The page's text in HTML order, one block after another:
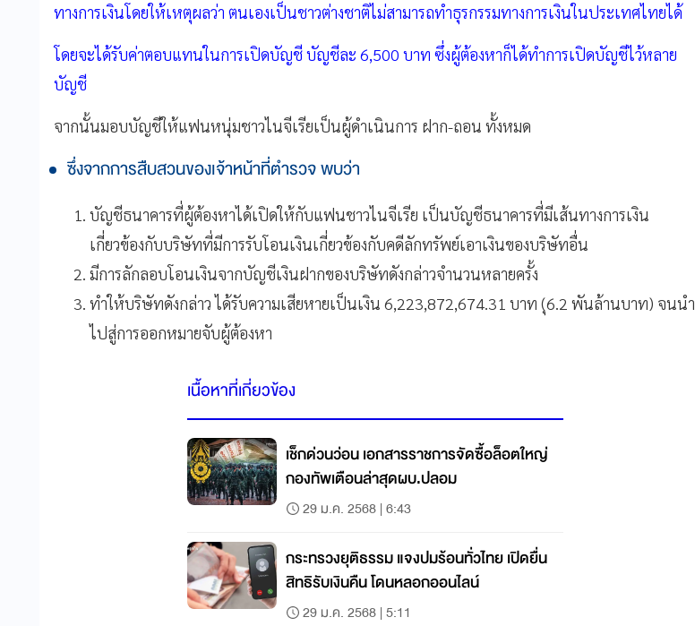
ทางการเงินโดยให้เหตุผลว่า ตนเองเป็นชาวต่างชาติไม่สามารถทำธุรกรรมทางการเงินในประเทศไทยได้
โดยจะได้รับค่าตอบแทนในการเปิดบัญชี บัญชีละ 6,500 บาท ซึ่งผู้ต้องหาก็ได้ทำการเปิดบัญชีไว้หลาย
บัญชี
จากนั้นมอบบัญชีให้แฟนหนุ่มชาวไนจีเรียเป็นผู้ดำเนินการ ฝาก-ถอน ทั้งหมด
ซึ่งจากการสืบสวนของเจ้าหน้าที่ตำรวจ พบว่า
บัญชีธนาคารที่ผู้ต้องหาได้เปิดให้กับแฟนชาวไนจีเรีย เป็นบัญชีธนาคารที่มีเส้นทางการเงิน
เกี่ยวข้องกับบริษัทที่มีการรับโอนเงินเกี่ยวข้องกับคดีลักทรัพย์เอาเงินของบริษัทอื่น
มีการลักลอบโอนเงินจากบัญชีเงินฝากของบริษัทดังกล่าวจำนวนหลายครั้ง
ทำให้บริษัทดังกล่าว ได้รับความเสียหายเป็นเงิน 6,223,872,674.31 บาท (ุ6.2 พันล้านบาท) จนนำ
ไปสู่การออกหมายจับผู้ต้องหา
เนื้อหาที่เกี่ยวข้อง
เช็กด่วนว่อน เอกสารราชการจัดซื้อล็อตใหญ่
กองทัพเตือนล่าสุดผบ.ปลอม
29 ม.ค. 2568 | 6:43
กระทรวงยุติธรรม แจงปมร้อนทั่วไทย เปิดยื่น
สิทธิรับเงินคืน โดนหลอกออนไลน์
29 ม.ค. 2568 | 5:11